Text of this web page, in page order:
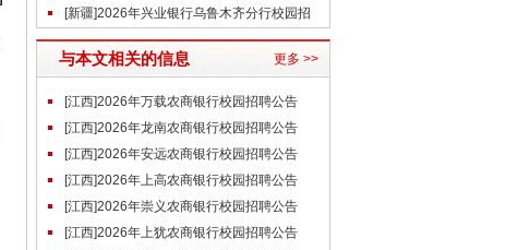
告（6.29）
[新疆]2026年兴业银行乌鲁木齐分行校园招
聘公告（6.23）
与本文相关的信息 更多 >>
[江西]2026年万载农商银行校园招聘公告
[江西]2026年龙南农商银行校园招聘公告
[江西]2026年安远农商银行校园招聘公告
[江西]2026年上高农商银行校园招聘公告
[江西]2026年崇义农商银行校园招聘公告
[江西]2026年上犹农商银行校园招聘公告